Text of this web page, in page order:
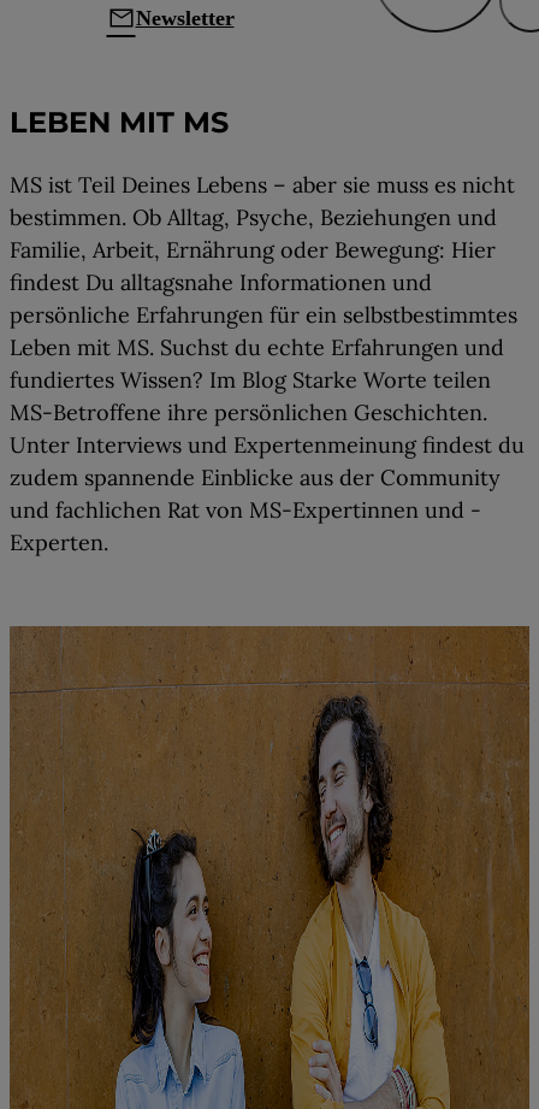
mailNewsletter
Leben mit MS
LEBEN MIT MS
MS ist Teil Deines Lebens – aber sie muss es nicht
bestimmen. Ob Alltag, Psyche, Beziehungen und
Familie, Arbeit, Ernährung oder Bewegung: Hier
findest Du alltagsnahe Informationen und
persönliche Erfahrungen für ein selbstbestimmtes
Leben mit MS. Suchst du echte Erfahrungen und
fundiertes Wissen? Im Blog Starke Worte teilen
MS-Betroffene ihre persönlichen Geschichten.
Unter Interviews und Expertenmeinung findest du
zudem spannende Einblicke aus der Community
und fachlichen Rat von MS-Expertinnen und -
Experten.